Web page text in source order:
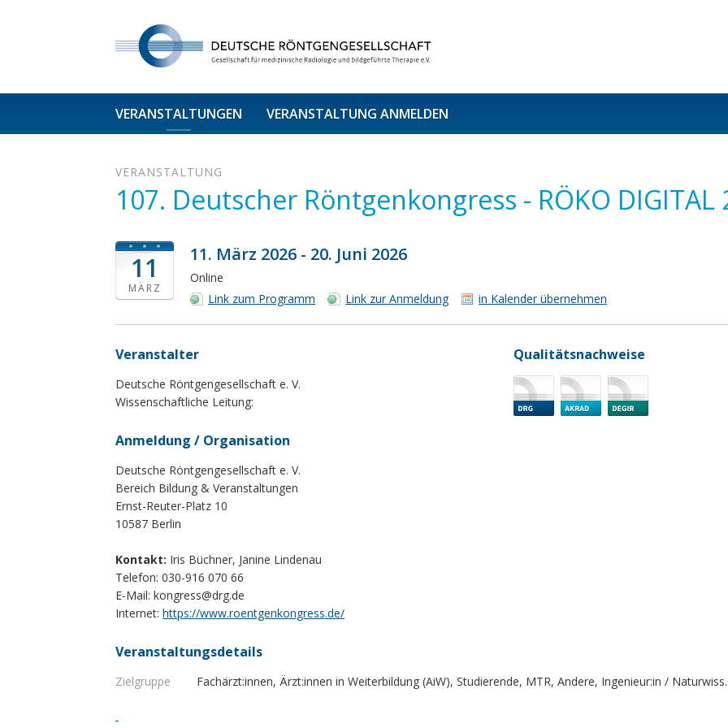
VERANSTALTUNGEN VERANSTALTUNG ANMELDEN
VERANSTALTUNG
107. Deutscher Röntgenkongress - RÖKO DIGITAL
11
MÄRZ
11. März 2026 - 20. Juni 2026
Online
Link zum Programm
Link zur Anmeldung in Kalender übernehmen
Veranstalter
Deutsche Röntgengesellschaft e. V.
Wissenschaftliche Leitung:
Anmeldung / Organisation
Deutsche Röntgengesellschaft e. V.
Bereich Bildung & Veranstaltungen
Ernst-Reuter-Platz 10
10587 Berlin
Kontakt: Iris Büchner, Janine Lindenau
Telefon: 030-916 070 66
E-Mail: kongress@drg.de
Internet: https://www.roentgenkongress.de/
Qualitätsnachweise
Veranstaltungsdetails
Zielgruppe Fachärzt:innen, Ärzt:innen in Weiterbildung (AiW), Studierende, MTR, Andere, Ingenieur:in / Naturwiss.